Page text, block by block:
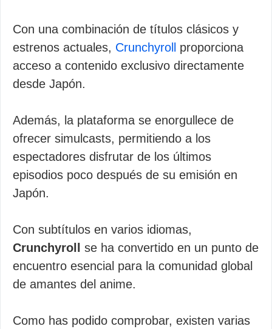
Con una combinación de títulos clásicos y
estrenos actuales, Crunchyroll
proporciona
acceso a contenido exclusivo directamente
desde Japón.
Además, la plataforma se enorgullece de
ofrecer simulcasts, permitiendo a los
espectadores disfrutar de los últimos
episodios poco después de su emisión en
Japón.
Con subtítulos en varios idiomas,
Crunchyroll
se ha convertido en un punto de
encuentro esencial para la comunidad global
de amantes del anime.
Como has podido comprobar, existen varias